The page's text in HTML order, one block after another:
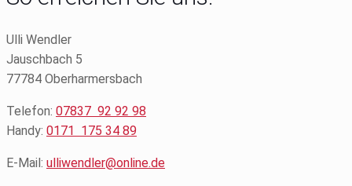
Ulli Wendler
Jauschbach 5
77784 Oberharmersbach
Telefon: 07837 92 92 98
Handy: 0171 175 34 89
E-Mail: ulliwendler@online.de